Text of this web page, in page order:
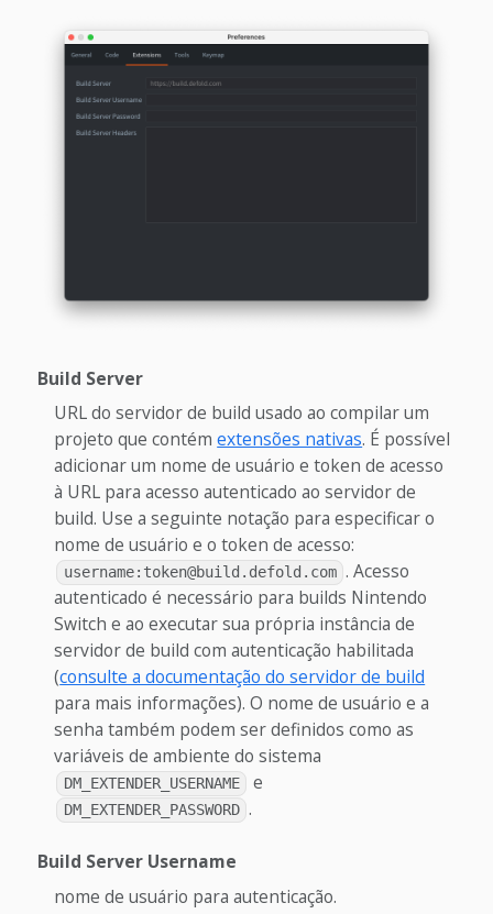
Build Server
URL do servidor de build usado ao compilar um
projeto que contémextensões nativas. É possível
adicionar um nome de usuário e token de acesso
à URL para acesso autenticado ao servidor de
build. Use a seguinte notação para especificar o
nome de usuário e o token de acesso:
username:token@build.defold.com . Acesso
autenticado é necessário para builds Nintendo
Switch e ao executar sua própria instância de
servidor de build com autenticação habilitada
(consulte a documentação do servidor de build
para mais informações). O nome de usuário e a
senha também podem ser definidos como as
variáveis de ambiente do sistema
DM_EXTENDER_USERNAME e
DM_EXTENDER_PASSWORD .
Build Server Username
nome de usuário para autenticação.